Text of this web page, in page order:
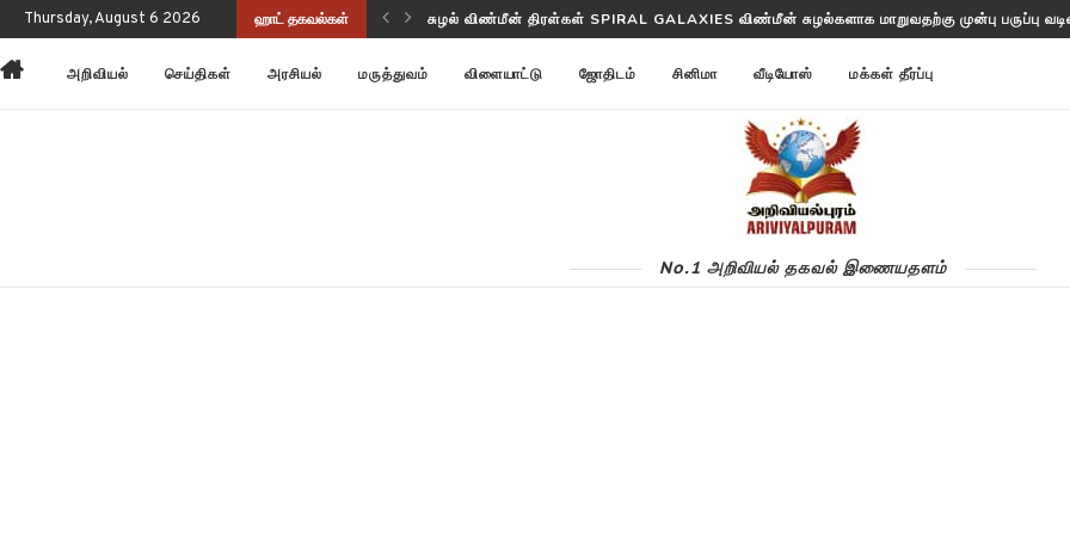
Thursday, August 6 2026 ஹாட் தகவல்கள்
செயல்திறனையும் மேம்படுத்துகிறது! சுழல் விண்மீன் திரள்கள் SPIRAL GALAXIES விண்மீன் சுழல்களாக மாறுவதற்கு முன்பு பருப்பு
அறிவியல் செய்திகள் அரசியல் மருத்துவம் விளையாட்டு ஜோதிடம் சினிமா வீடியோஸ் மக்கள் தீர்ப்பு
No.1 அறிவியல் தகவல் இணையதளம்